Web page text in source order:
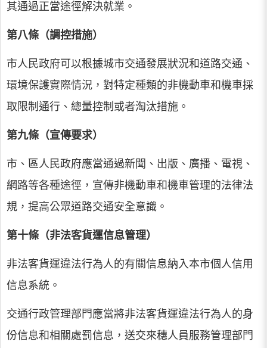
其通過正當途徑解決就業。
第八條（調控措施）
市人民政府可以根據城市交通發展狀況和道路交通、
環境保護實際情況，對特定種類的非機動車和機車採
取限制通行、總量控制或者淘汰措施。
第九條（宣傳要求）
市、區人民政府應當通過新聞、出版、廣播、電視、
網路等各種途徑，宣傳非機動車和機車管理的法律法
規，提高公眾道路交通安全意識。
第十條（非法客貨運信息管理）
非法客貨運違法行為人的有關信息納入本市個人信用
信息系統。
交通行政管理部門應當將非法客貨運違法行為人的身
份信息和相關處罰信息，送交來穗人員服務管理部門